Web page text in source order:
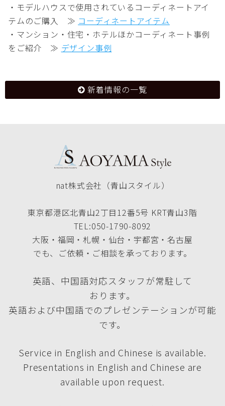
・モデルハウスで使用されているコーディネートアイ
テムのご購入 ≫ コーディネートアイテム
・マンション・住宅・ホテルほかコーディネート事例
をご紹介 ≫ デザイン事例
新着情報の一覧
nat株式会社（青山スタイル）
東京都港区北青山2丁目12番5号 KRT青山3階
TEL:050-1790-8092
大阪・福岡・札幌・仙台・宇都宮・名古屋
でも、ご依頼・ご相談を承っております。
英語、中国語対応スタッフが常駐して
おります。
英語および中国語でのプレゼンテーションが可能
です。
Service in English and Chinese is available.
Presentations in English and Chinese are
available upon request.